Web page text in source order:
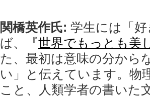
関橋英作氏: 学生には「
ば、『世界でもっとも美
た、最初は意味の分から
い」と伝えています。物
こと、人類学者の書いた